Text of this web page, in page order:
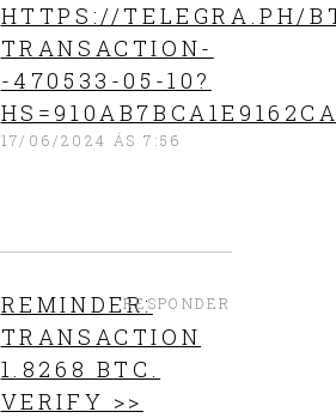
HTTPS://TELEGRA.PH/
TRANSACTION-
-470533-05-10?
17/06/2024 ÁS 7:56
REMINDER:
TRANSACTION
1.8268 BTC.
VERIFY >>
RESPONDER